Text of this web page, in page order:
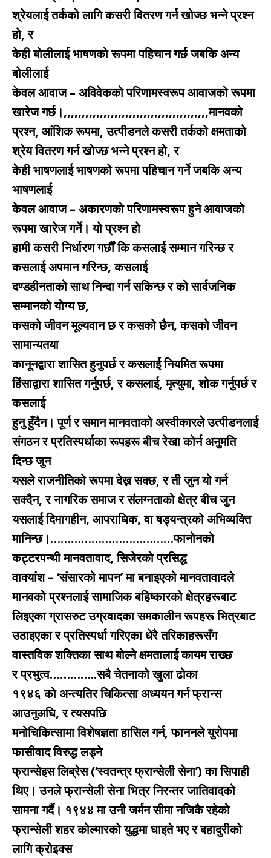
श्रेयलाई तर्कको लागि कसरी वितरण गर्न खोज्छ भन्ने प्रश्न
हो, र
केही बोलीलाई भाषणको रूपमा पहिचान गर्छ जबकि अन्य
बोलीलाई
केवल आवाज – अविवेकको परिणामस्वरूप आवाजको रूपमा
खारेज गर्छ।,,,,,,,,,,,,,,,,,,,,,,,,,,,,,,,,,,,,,,,,मानवको
प्रश्न, आंशिक रूपमा, उत्पीडनले कसरी तर्कको क्षमताको
श्रेय वितरण गर्न खोज्छ भन्ने प्रश्न हो, र
केही भाषणलाई भाषणको रूपमा पहिचान गर्ने जबकि अन्य
भाषणलाई
केवल आवाज – अकारणको परिणामस्वरूप हुने आवाजको
रूपमा खारेज गर्ने। यो प्रश्न हो
हामी कसरी निर्धारण गर्छौं कि कसलाई सम्मान गरिन्छ र
कसलाई अपमान गरिन्छ, कसलाई
दण्डहीनताको साथ निन्दा गर्न सकिन्छ र को सार्वजनिक
सम्मानको योग्य छ,
कसको जीवन मूल्यवान छ र कसको छैन, कसको जीवन
सामान्यतया
कानूनद्वारा शासित हुनुपर्छ र कसलाई नियमित रूपमा
हिंसाद्वारा शासित गर्नुपर्छ, र कसलाई, मृत्युमा, शोक गर्नुपर्छ र
कसलाई
हुनु हुँदैन। पूर्ण र समान मानवताको अस्वीकारले उत्पीडनलाई
संगठन र प्रतिस्पर्धाका रूपहरू बीच रेखा कोर्न अनुमति
दिन्छ जुन
यसले राजनीतिको रूपमा देख्न सक्छ, र ती जुन यो गर्न
सक्दैन, र नागरिक समाज र संलग्नताको क्षेत्र बीच जुन
यसलाई दिमागहीन, आपराधिक, वा षड्यन्त्रको अभिव्यक्ति
मानिन्छ।………………………………फानोनको
कट्टरपन्थी मानवतावाद, सिजेरको प्रसिद्ध
वाक्यांश – ‘संसारको मापन’ मा बनाइएको मानवतावादले
मानवको प्रश्नलाई सामाजिक बहिष्कारको क्षेत्रहरूबाट
लिइएका ग्रासरुट उग्रवादका समकालीन रूपहरू भित्रबाट
उठाइएका र प्रतिस्पर्धा गरिएका धेरै तरिकाहरूसँग
वास्तविक शक्तिका साथ बोल्ने क्षमतालाई कायम राख्छ
र प्रभुत्व…………..सबै चेतनाको खुला ढोका
१९४६ को अन्त्यतिर चिकित्सा अध्ययन गर्न फ्रान्स
आउनुअघि, र त्यसपछि
मनोचिकित्सामा विशेषज्ञता हासिल गर्न, फाननले युरोपमा
फासीवाद विरुद्ध लड्ने
फ्रान्सेइस लिब्रेस (‘स्वतन्त्र फ्रान्सेली सेना’) का सिपाही
थिए। उनले फ्रान्सेली सेना भित्र निरन्तर जातिवादको
सामना गर्दै। १९४४ मा उनी जर्मन सीमा नजिकै रहेको
फ्रान्सेली शहर कोल्मारको युद्धमा घाइते भए र बहादुरीको
लागि क्रोइक्स